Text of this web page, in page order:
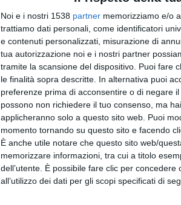
Noi e i nostri 1538 partner memorizziamo e/o
trattiamo dati personali, come identificatori
e contenuti personalizzati, misurazione di
tua autorizzazione noi e i nostri partner
tramite la scansione del dispositivo. Puoi fare
le finalità sopra descritte. In alternativa puoi
preferenze prima di acconsentire o di negare il
possono non richiedere il tuo consenso, ma
applicheranno solo a questo sito web. Puoi
momento tornando su questo sito e facendo
È anche utile notare che questo sito web/
memorizzare informazioni, tra cui a titolo
dell’utente. È possibile fare clic per
all’utilizzo dei dati per gli scopi specificati di